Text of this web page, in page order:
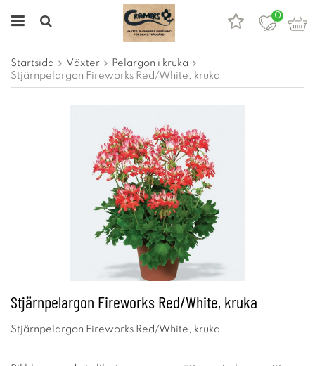
0
Startsida Växter
Pelargon i kruka
Stjärnpelargon Fireworks Red/White, kruka
Stjärnpelargon Fireworks Red/White, kruka
Stjärnpelargon Fireworks Red/White, kruka